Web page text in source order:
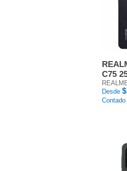
C75
Desde
Contado